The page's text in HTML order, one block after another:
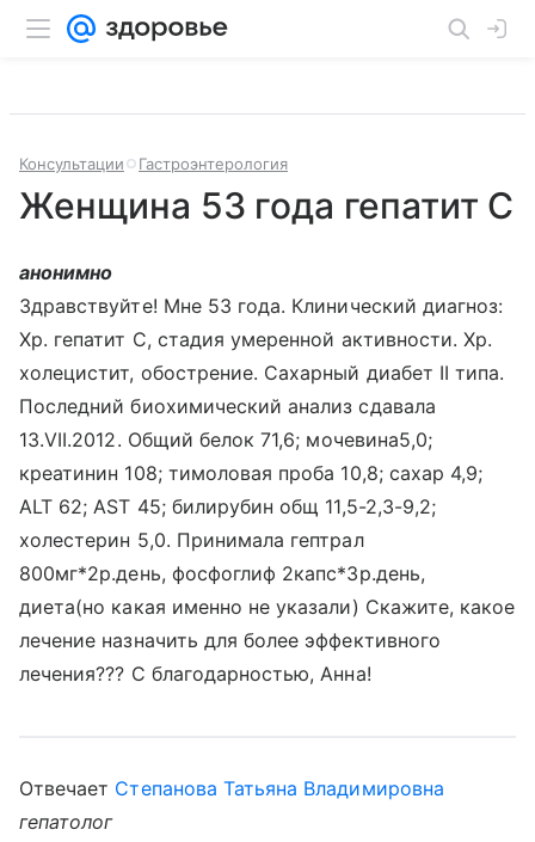
Консультации Гастроэнтерология
Женщина 53 года гепатит С
анонимно
Здравствуйте! Мне 53 года. Клинический диагноз:
Хр. гепатит С, стадия умеренной активности. Хр.
холецистит, обострение. Сахарный диабет II типа.
Последний биохимический анализ сдавала
13.VII.2012. Общий белок 71,6; мочевина5,0;
креатинин 108; тимоловая проба 10,8; сахар 4,9;
ALT 62; AST 45; билирубин общ 11,5-2,3-9,2;
холестерин 5,0. Принимала гептрал
800мг*2р.день, фосфоглиф 2капс*3р.день,
диета(но какая именно не указали) Скажите, какое
лечение назначить для более эффективного
лечения??? С благодарностью, Анна!
Отвечает Степанова Татьяна Владимировна
гепатолог